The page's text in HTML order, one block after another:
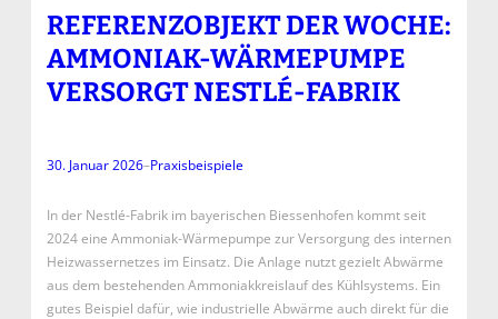
REFERENZOBJEKT DER WOCHE:
AMMONIAK-WÄRMEPUMPE
VERSORGT NESTLÉ-FABRIK
30. Januar 2026–Praxisbeispiele
In der Nestlé-Fabrik im bayerischen Biessenhofen kommt seit
2024 eine Ammoniak-Wärmepumpe zur Versorgung des internen
Heizwassernetzes im Einsatz. Die Anlage nutzt gezielt Abwärme
aus dem bestehenden Ammoniakkreislauf des Kühlsystems. Ein
gutes Beispiel dafür, wie industrielle Abwärme auch direkt für die